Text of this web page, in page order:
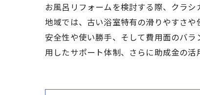
お風呂リフォームを検討する際、クラ
地域では、古い浴室特有の滑りやすさ
安全性や使い勝手、そして費用面のバ
用したサポート体制、さらに助成金の